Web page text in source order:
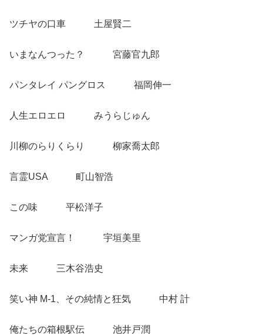
ツチヤの口車 土屋賢二
いまなんつった？ 宮藤官九郎
パンタレイ パングロス 福岡伸一
人生エロエロ みうらじゅん
川柳のらりくらり 柳家喬太郎
言霊USA 町山智浩
この味 平松洋子
マンガ党宣言！ 宇垣美里
未来 三木谷浩史
笑い神 M-1、その純情と狂気 中村 計
俺たちの箱根駅伝 池井戸潤